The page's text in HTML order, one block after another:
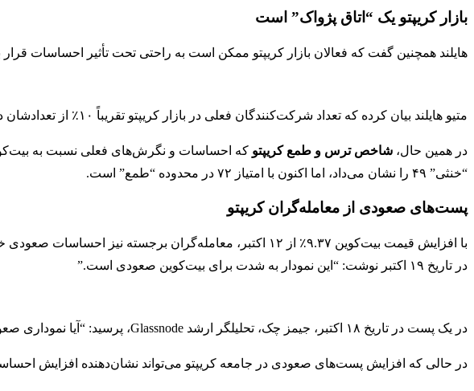
بازار کریپتو یک “اتاق پژواک” است
هایلند همچنین گفت که فعالان بازار کریپتو ممکن است به راحتی تحت تأثیر احساسات
متیو هایلند بیان کرده که تعداد شرکت‌کنندگان فعلی در بازار کریپتو تقریباً ۱۰٪ از تعدادشان در سال ۲۰۲۱ و حدود ۵۰٪ از تعداد اوایل سال ۲۰۲۴ است.
در همین حال، شاخص ترس و طمع کریپتو
“خنثی” ۴۹ را نشان می‌داد، اما اکنون با امتیاز ۷۲ در محدوده “طمع” است.
پست‌های صعودی از معامله‌گران کریپتو
در تاریخ ۱۹ اکتبر نوشت: “این نمودار به شدت برای بیت‌کوین صعودی است.”
در یک پست در تاریخ ۱۸ اکتبر، جیمز چک، تحلیلگر ارشد Glassnode، پرسید: “آیا نموداری صعودی‌تر از بیت‌کوین در حال حاضر وجود دارد؟”
در حالی که افزایش پست‌های صعودی در جامعه کریپتو می‌تواند نشان‌دهنده افزایش